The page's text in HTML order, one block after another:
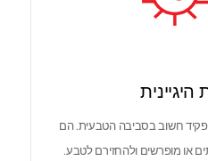
היגיינית
חשוב בסביבה הטבעית. הם
או מופרשים ולהחזירם לטבע.